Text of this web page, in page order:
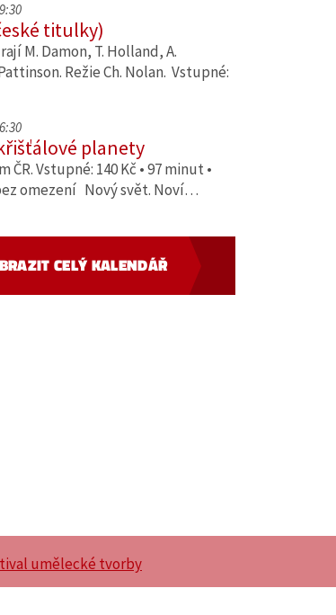
titulky)
M. Damon, T. Holland, A.
Režie Ch. Nolan. Vstupné:
planety
ČR. Vstupné: 140 Kč • 97 minut •
omezení Nový svět. Noví…
CELÝ KALENDÁŘ